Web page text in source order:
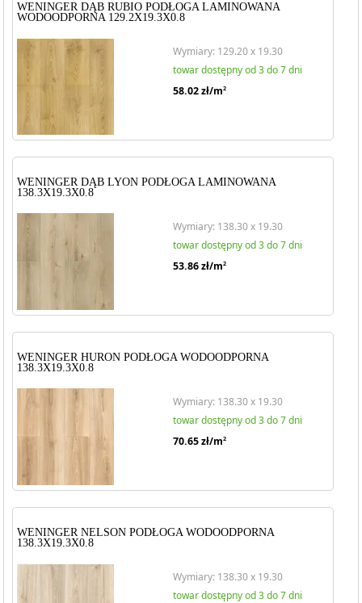
WENINGER DĄB RUBIO PODŁOGA LAMINOWANA
WODOODPORNA 129.2X19.3X0.8
Wymiary: 129.20 x 19.30
towar dostępny od 3 do 7 dni
58.02zł/m2
WENINGER DĄB LYON PODŁOGA LAMINOWANA
138.3X19.3X0.8
Wymiary: 138.30 x 19.30
towar dostępny od 3 do 7 dni
53.86zł/m2
WENINGER HURON PODŁOGA WODOODPORNA
138.3X19.3X0.8
Wymiary: 138.30 x 19.30
towar dostępny od 3 do 7 dni
70.65zł/m2
WENINGER NELSON PODŁOGA WODOODPORNA
138.3X19.3X0.8
Wymiary: 138.30 x 19.30
towar dostępny od 3 do 7 dni